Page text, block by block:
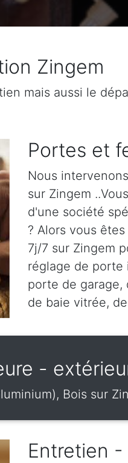
Zingem
mais aussi le
Portes et
Nous
sur Zingem
d'une société
? Alors vous
7j/7 sur Zingem
réglage de
porte de
de baie vitrée,
-
Bois sur
Entretien -